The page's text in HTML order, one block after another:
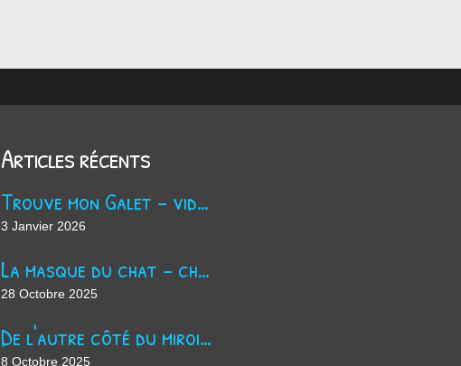
Articles récents
Trouve mon Galet - vidéo Youtube
3 Janvier 2026
La masque du chat - chanson d'Halloween
28 Octobre 2025
De l'autre côté du miroir - chanson suno ai
8 Octobre 2025